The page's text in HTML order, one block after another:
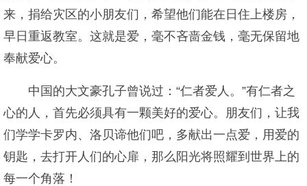
来，捐给灾区的小朋友们，希望他们能在日住上楼房，
早日重返教室。这就是爱，毫不吝啬金钱，毫无保留地
奉献爱心。
中国的大文豪孔子曾说过：“仁者爱人。”有仁者之
心的人，首先必须具有一颗美好的爱心。朋友们，让我
们学学卡罗内、洛贝谛他们吧，多献出一点爱，用爱的
钥匙，去打开人们的心扉，那么阳光将照耀到世界上的
每一个角落！